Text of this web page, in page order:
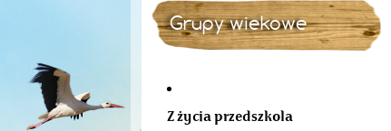
Grupy wiekowe
Z życia przedszkola